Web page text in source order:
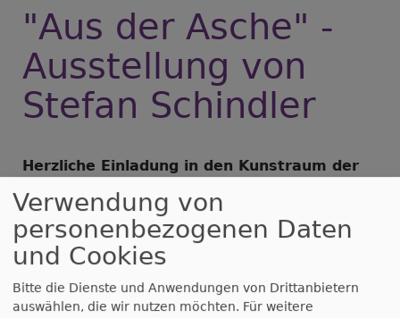
"Aus der Asche" -
Ausstellung von
Stefan Schindler
Herzliche Einladung in den Kunstraum der
bis 13. Oktober 2024.
Die Eröffnung findet mit Stefan Schindler
am 14. September um 14.30 Uhr in der
In dieser einzigartigen Sammlung präsentiert der
Verwendung von
personenbezogenen Daten
und Cookies
Bitte die Dienste und Anwendungen von Drittanbietern
auswählen, die wir nutzen möchten. Für weitere